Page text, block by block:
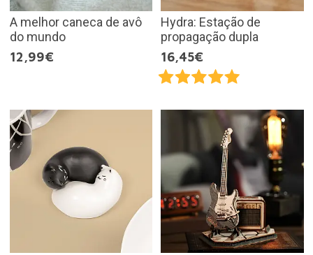
A melhor caneca de avô
do mundo
12,99€
Hydra: Estação de
propagação dupla
16,45€